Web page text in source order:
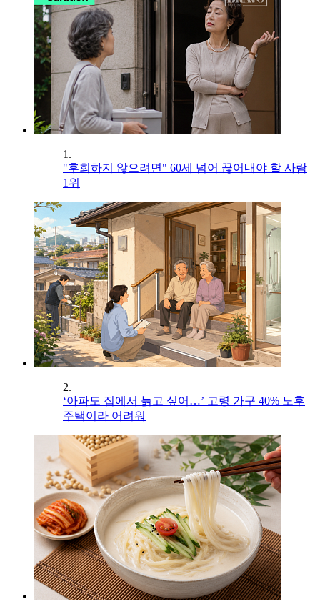
1.
"후회하지 않으려면" 60세 넘어 끊어내야 할 사람
1위
2.
‘아파도 집에서 늙고 싶어…’ 고령 가구 40% 노후
주택이라 어려워